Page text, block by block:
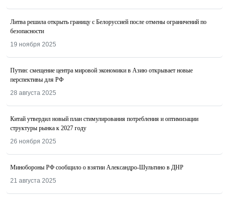
Литва решила открыть границу с Белоруссией после отмены ограничений по
безопасности
19 ноября 2025
Путин: смещение центра мировой экономики в Азию открывает новые
перспективы для РФ
28 августа 2025
Китай утвердил новый план стимулирования потребления и оптимизации
структуры рынка к 2027 году
26 ноября 2025
Минобороны РФ сообщило о взятии Александро-Шультино в ДНР
21 августа 2025